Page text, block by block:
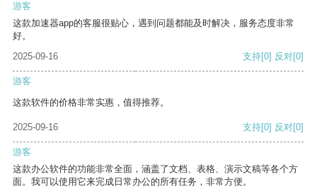
游客
这款加速器app的客服很贴心，遇到问题都能及时解决，服务态度非常
好。
2025-09-16
支持[0] 反对[0]
游客
这款软件的价格非常实惠，值得推荐。
2025-09-16 支持[0] 反对[0]
游客
这款办公软件的功能非常全面，涵盖了文档、表格、演示文稿等各个方
面。我可以使用它来完成日常办公的所有任务，非常方便。